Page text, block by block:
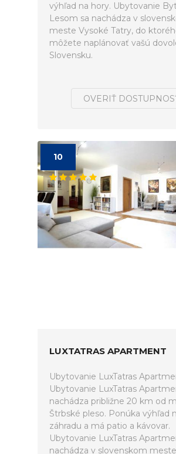
výhľad na hory. Ubytovanie
Lesom sa nachádza v
meste Vysoké Tatry, do
môžete naplánovať vašú
Slovensku.
OVERIŤ
10
LUXTATRAS APARTMENT
Ubytovanie LuxTatras
Ubytovanie LuxTatras
nachádza približne 20 km od
Štrbské pleso. Ponúka výhľad
záhradu a má patio a kávovar.
Ubytovanie LuxTatras
nachádza v slovenskom